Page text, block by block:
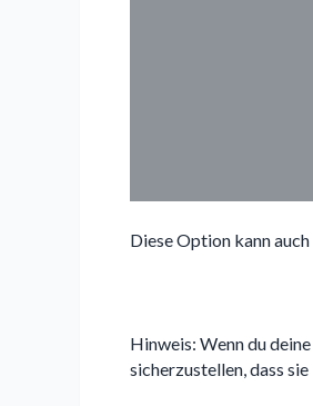
Diese Option kann
Hinweis: Wenn du
sicherzustellen, dass